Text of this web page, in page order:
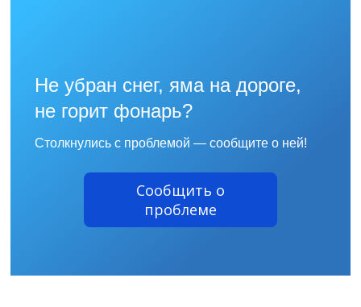
Не убран снег, яма на дороге,
не горит фонарь?
Столкнулись с проблемой — сообщите о ней!
Сообщить о
проблеме